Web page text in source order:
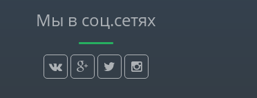
Мы в соц.сетях